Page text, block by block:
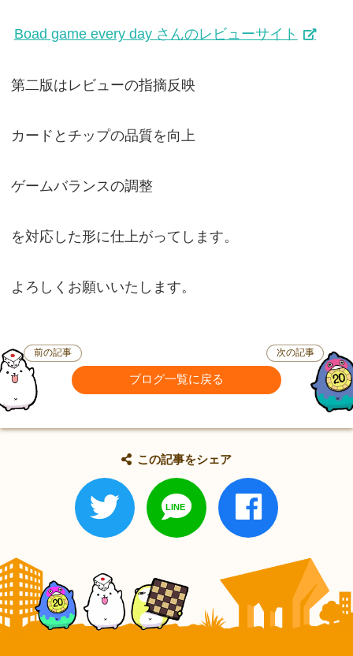
Boad game every day さんのレビューサイト
第二版はレビューの指摘反映
カードとチップの品質を向上
ゲームバランスの調整
を対応した形に仕上がってします。
よろしくお願いいたします。
前の記事
ブログ一覧に戻る
次の記事
この記事をシェア